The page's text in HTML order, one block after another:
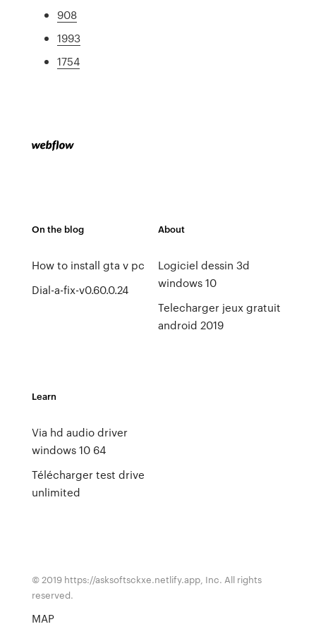
908
1993
1754
On the blog
How to install gta v pc
Dial-a-fix-v0.60.0.24
About
Logiciel dessin 3d
windows 10
Telecharger jeux gratuit
android 2019
Learn
Via hd audio driver
windows 10 64
Télécharger test drive
unlimited
© 2019 https://asksoftsckxe.netlify.app, Inc. All rights
reserved.
MAP